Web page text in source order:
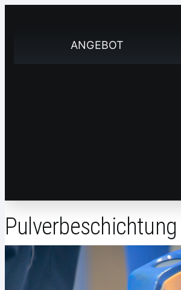
ANGEBOT
Pulverbeschichtung